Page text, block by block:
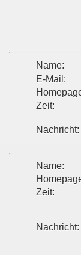
Name:
E-Mail:
Zeit:
Nachricht:
Name:
Zeit:
Nachricht: